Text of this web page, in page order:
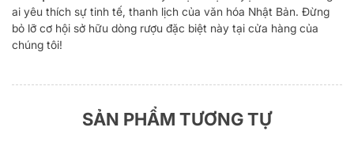
ai yêu thích sự tinh tế, thanh lịch của văn hóa Nhật Bản. Đừng
bỏ lỡ cơ hội sở hữu dòng rượu đặc biệt này tại cửa hàng của
chúng tôi!
SẢN PHẨM TƯƠNG TỰ